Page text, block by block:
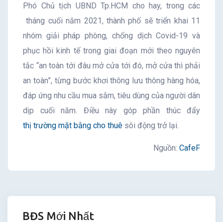
Phó Chủ tịch UBND Tp.HCM cho hay, trong các
tháng cuối năm 2021, thành phố sẽ triển khai 11
nhóm giải pháp phòng, chống dịch Covid-19 và
phục hồi kinh tế trong giai đoạn mới theo nguyên
tắc “an toàn tới đâu mở cửa tới đó, mở cửa thì phải
an toàn”, từng bước khơi thông lưu thông hàng hóa,
đáp ứng nhu cầu mua sắm, tiêu dùng của người dân
dịp cuối năm. Điều này góp phần thúc đẩy
thị trường mặt bằng cho thuê sôi động trở lại.
Nguồn: CafeF
BĐS Mới Nhất